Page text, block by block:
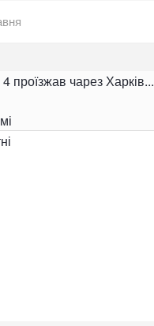
проїзжав чарез Харків...